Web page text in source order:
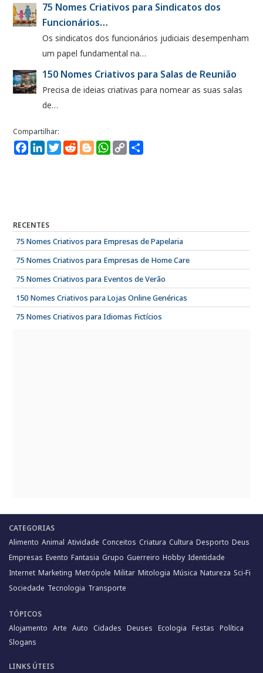
75 Nomes Criativos para Sindicatos dos
Funcionários…
Os sindicatos dos funcionários judiciais desempenham
um papel fundamental na…
150 Nomes Criativos para Salas de Reunião
Precisa de ideias criativas para nomear as suas salas
de…
Facebook
LinkedIn
TwitterRedditBloggerWhatsApp
Copy
Link
RECENTES
75 Nomes Criativos para Empresas de Papelaria
75 Nomes Criativos para Empresas de Home Care
75 Nomes Criativos para Eventos de Verão
150 Nomes Criativos para Lojas Online Genéricas
75 Nomes Criativos para Idiomas Fictícios
CATEGORIAS
Alimento Animal Atividade Conceitos Criatura Cultura Desporto Deus
Empresas Evento Fantasia Grupo Guerreiro Hobby Identidade
Internet Marketing Metrópole Militar Mitologia Música Natureza Sci-Fi
Sociedade Tecnologia Transporte
TÓPICOS
Alojamento Arte Auto Cidades Deuses Ecologia Festas Política
Slogans
LINKS ÚTEIS